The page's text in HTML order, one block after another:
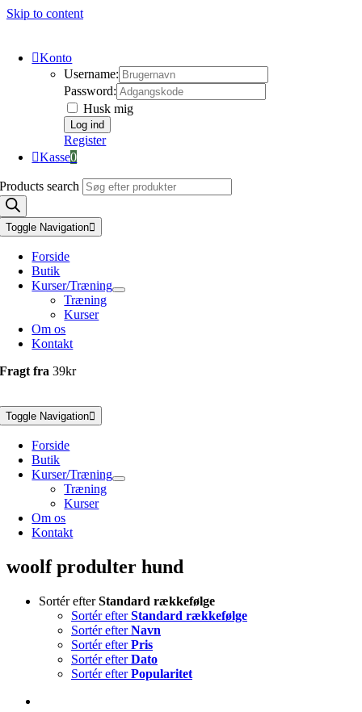
Skip to content
Konto
Username:
Password:
Husk mig
Register
Kasse0
Products search
Toggle Navigation
Forside
Butik
Kurser/Træning
Træning
Kurser
Om os
Kontakt
Fragt fra39kr
Toggle Navigation
Forside
Butik
Kurser/Træning
Træning
Kurser
Om os
Kontakt
woolf produlter hund
Sortér efterStandard rækkefølge
Sortér efterStandard rækkefølge
Sortér efterNavn
Sortér efterPris
Sortér efterDato
Sortér efterPopularitet